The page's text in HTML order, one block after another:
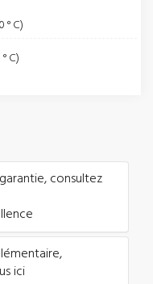
° C)
C)
consultez
ici